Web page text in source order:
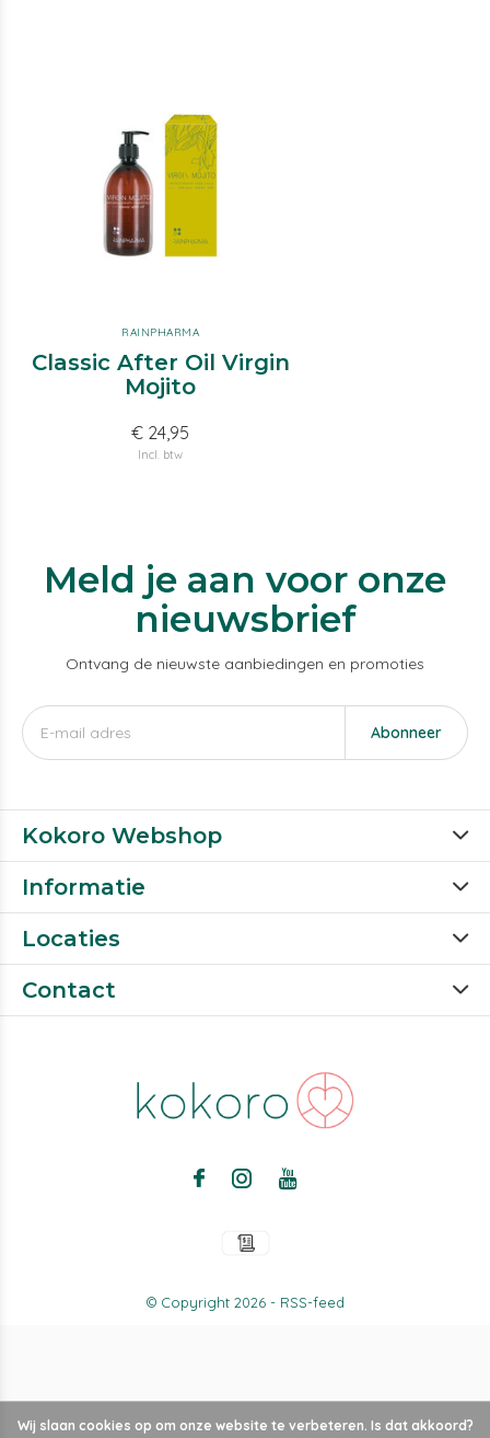
RAINPHARMA
Classic After Oil Virgin
Mojito
€ 24,95
Incl. btw
Meld je aan voor onze
nieuwsbrief
Ontvang de nieuwste aanbiedingen en promoties
Abonneer
Kokoro Webshop
Informatie
Locaties
Contact
© Copyright 2026- RSS-feed
Wij slaan cookies op om onze website te verbeteren. Is dat akkoord?